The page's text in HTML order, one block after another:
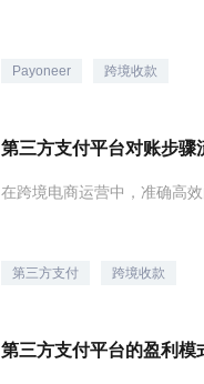
Payoneer 跨境收款
第三方支付平台对账步骤
在跨境电商运营中，准确高
第三方支付 跨境收款